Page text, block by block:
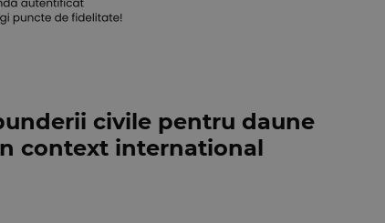
civile pentru daune
context international